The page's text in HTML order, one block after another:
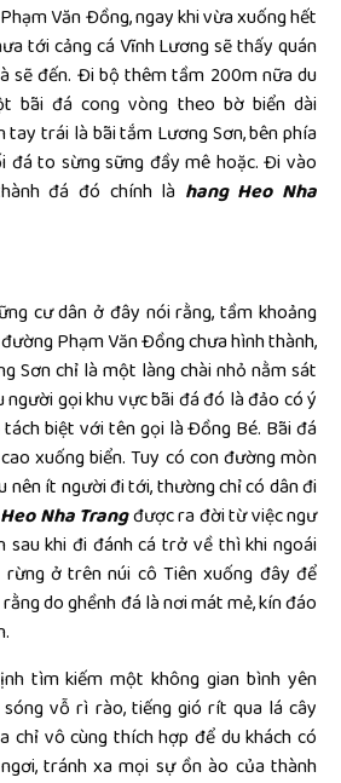
Văn Đồng, ngay khi vừa xuống hết
tới cảng cá Vĩnh Lương sẽ thấy quán
sẽ đến. Đi bộ thêm tầm 200m nữa du
bãi đá cong vòng theo bờ biển dài
tay trái là bãi tắm Lương Sơn, bên phía
đá to sừng sững đầy mê hoặc. Đi vào
đá đó chính là hang Heo Nha
cư dân ở đây nói rằng, tầm khoảng
Phạm Văn Đồng chưa hình thành,
Sơn chỉ là một làng chài nhỏ nằm sát
người gọi khu vực bãi đá đó là đảo có ý
tách biệt với tên gọi là Đồng Bé. Bãi đá
xuống biển. Tuy có con đường mòn
nên ít người đi tới, thường chỉ có dân đi
Nha Trangđược ra đời từ việc ngư
sau khi đi đánh cá trở về thì khi ngoái
ở trên núi cô Tiên xuống đây để
do ghềnh đá là nơi mát mẻ, kín đáo
tìm kiếm một không gian bình yên
vỗ rì rào, tiếng gió rít qua lá cây
chỉ vô cùng thích hợp để du khách có
tránh xa mọi sự ồn ào của thành